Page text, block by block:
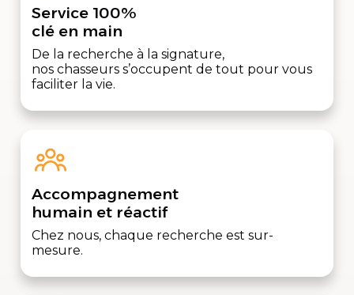
Service 100%
clé en main
De la recherche à la signature,
nos chasseurs s’occupent de tout pour vous
faciliter la vie.
Accompagnement
humain et réactif
Chez nous, chaque recherche est sur-
mesure.